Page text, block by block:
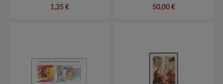
1,35 €
50,00 €